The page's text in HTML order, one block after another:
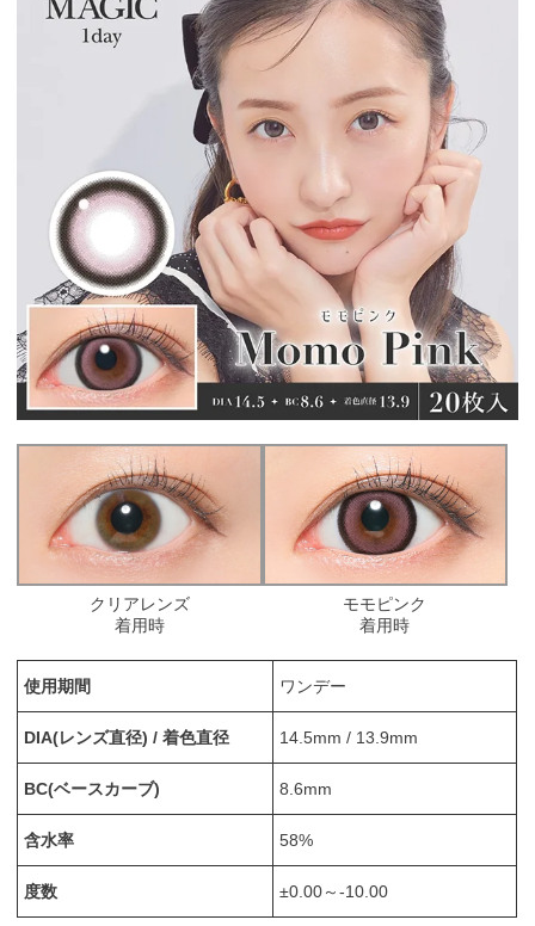
クリアレンズ
着用時
モモピンク
着用時
使用期間 ワンデー
DIA(レンズ直径) / 着色直径 14.5mm / 13.9mm
BC(ベースカーブ) 8.6mm
含水率 58%
度数 ±0.00～-10.00